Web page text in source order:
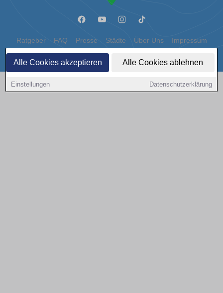
Alle Cookies akzeptieren Alle Cookies ablehnen
Einstellungen Datenschutzerklärung
Ratgeber FAQ Presse Städte Über Uns Impressum
Datenschutz Cookies
Copyright © 2000 - 2026 | 1A Infosysteme GmbH | Content by: 1a-sites-autos